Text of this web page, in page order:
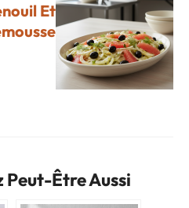
Et
Peut-Être Aussi